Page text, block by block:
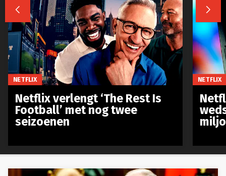
 
NETFLIX
Netflix verlengt ‘The Rest Is
Football’ met nog twee
seizoenen
NETFLIX